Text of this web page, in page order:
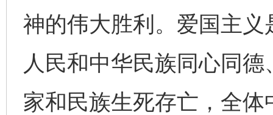
神的伟大胜利。爱国主
人民和中华民族同心同
家和民族生死存亡，全